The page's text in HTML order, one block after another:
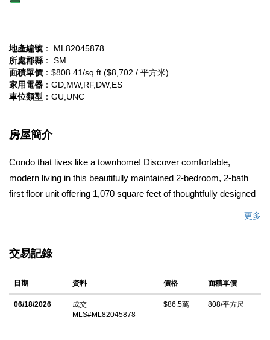
地產編號 ： ML82045878
所處郡縣 ： SM
面積單價 ：$808.41/sq.ft ($8,702 / 平方米)
家用電器 ：GD,MW,RF,DW,ES
車位類型 ：GU,UNC
房屋簡介
Condo that lives like a townhome! Discover comfortable,
modern living in this beautifully maintained 2-bedroom, 2-bath
first floor unit offering 1,070 square feet of thoughtfully designed
additional deeded parking space. Step outside to your private
a swimming pool and scenic walking trail. Edgewater Isle is an
ideal commute location with convenient access to Highways 92
更多
交易記錄
日期 資料 價格 面積單價
06/18/2026
成交
MLS#ML82045878
$86.5萬 808/平方尺